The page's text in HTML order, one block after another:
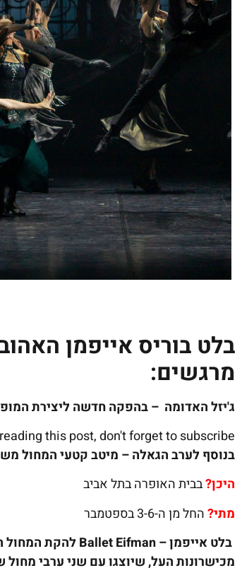
בלט בוריס אייפמן
מרגשים:
ג'יזל האדומה – בהפקה חדשה ליצירת
this post, don't forget to subscribe!
בנוסף לערב הגאלה – מיטב קטעי המחול
היכן?בבית האופרה בתל אביב
מתי?החל מן ה-3-6 בספטמבר
מכישרונות העל, שיוצגו עם שני ערבי מחול